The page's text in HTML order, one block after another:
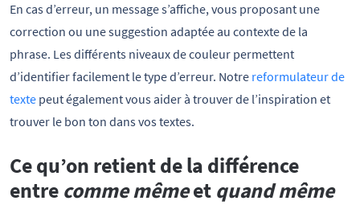
En cas d’erreur, un message s’affiche, vous proposant une
correction ou une suggestion adaptée au contexte de la
phrase. Les différents niveaux de couleur permettent
d’identifier facilement le type d’erreur. Notre reformulateur de
texte peut également vous aider à trouver de l’inspiration et
trouver le bon ton dans vos textes.
Ce qu’on retient de la différence
entre comme mêmeet quand même